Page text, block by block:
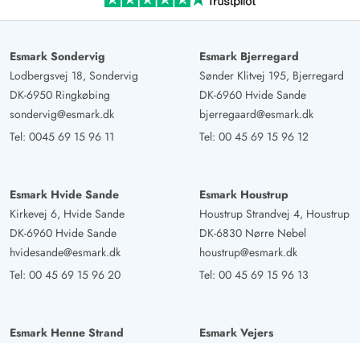
Esmark Sondervig
Lodbergsvej 18, Sondervig
DK-6950 Ringkøbing
sondervig@esmark.dk
Tel: 0045 69 15 96 11
Esmark Bjerregard
Sønder Klitvej 195, Bjerregard
DK-6960 Hvide Sande
bjerregaard@esmark.dk
Tel: 00 45 69 15 96 12
Esmark Hvide Sande
Kirkevej 6, Hvide Sande
DK-6960 Hvide Sande
hvidesande@esmark.dk
Tel: 00 45 69 15 96 20
Esmark Houstrup
Houstrup Strandvej 4, Houstrup
DK-6830 Nørre Nebel
houstrup@esmark.dk
Tel: 00 45 69 15 96 13
Esmark Henne Strand
Esmark Vejers